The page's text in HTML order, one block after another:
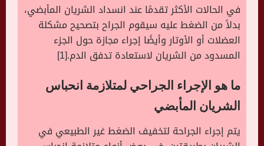
في الحالات الأكثر تقدمًا عند انسداد الشريان المأبضي،
بدلاً من الضغط عليه سيقوم الجراح بتصحيح مشكلة
العضلات أو الأوتار وأيضًا إجراء مجازة حول الجزء
المسدود من الشريان لاستعادة تدفق الدم.[1]
ما هو الإجراء الجراحي لمتلازمة انحباس
الشريان المأبضي
يتم إجراء الجراحة لتخفيف الضغط غير الطبيعي في